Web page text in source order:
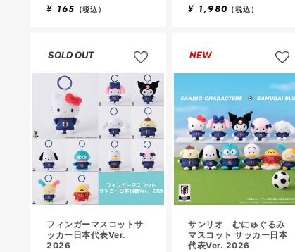
¥ 165 (税込） ¥ 1,980 (税込）
SOLD OUT
フィンガーマスコットサ
ッカー日本代表Ver.
2026
NEW
サンリオ むにゅぐるみ
マスコット サッカー日本
代表Ver. 2026